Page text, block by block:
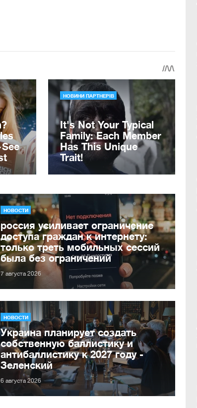
НОВОСТИ
россия усиливает ограничение
доступа граждан к интернету:
только треть мобильных сессий
была без ограничений
7 августа 2026
НОВОСТИ
Украина планирует создать
собственную баллистику и
антибаллистику к 2027 году -
Зеленский
6 августа 2026